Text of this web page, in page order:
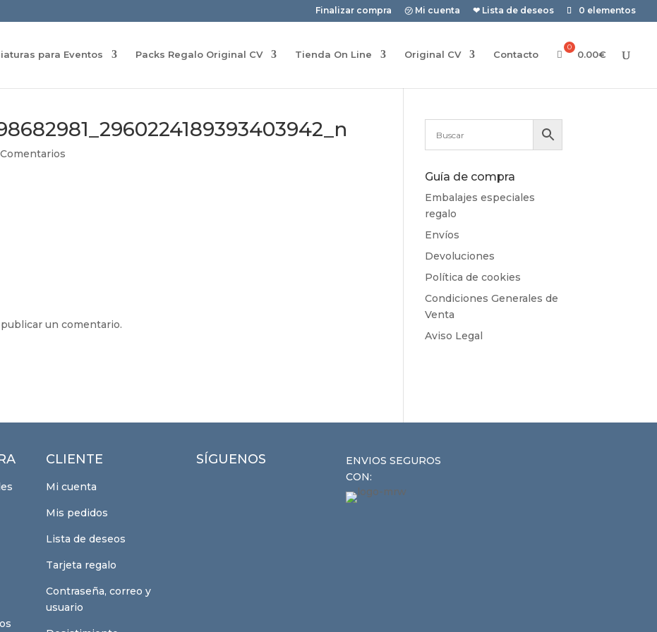
Finalizar compra ㋡ Mi cuenta ❤ Lista de deseos 0 elementos
para Eventos Packs Regalo Original CV Tienda On Line Original CV Contacto 0.00€
publicar un comentario.
Guía de compra
Embalajes especiales
regalo
Envíos
Devoluciones
Política de cookies
Condiciones Generales de
Venta
Aviso Legal
CLIENTE
Mi cuenta
Mis pedidos
Lista de deseos
Tarjeta regalo
Contraseña, correo y
usuario
SÍGUENOS
ENVIOS SEGUROS
CON: